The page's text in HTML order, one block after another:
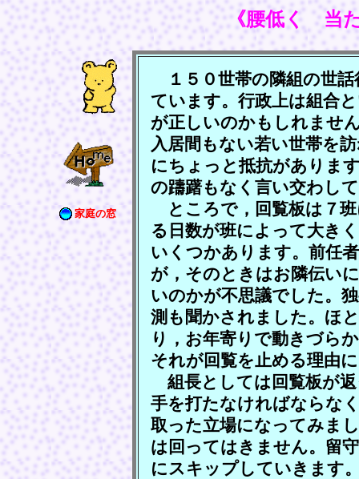
《腰低く 当
家庭の窓
１５０世帯の隣組の世
ています。行政上は組合
が正しいのかもしれませ
入居間もない若い世帯を
にちょっと抵抗がありま
の躊躇もなく言い交わし
ところで，回覧板は７
る日数が班によって大き
いくつかあります。前任
が，そのときはお隣伝い
いのかが不思議でした。
測も聞かされました。ほ
り，お年寄りで動きづら
それが回覧を止める理由
組長としては回覧板が
手を打たなければならな
取った立場になってみま
は回ってはきません。留
にスキップしていきます